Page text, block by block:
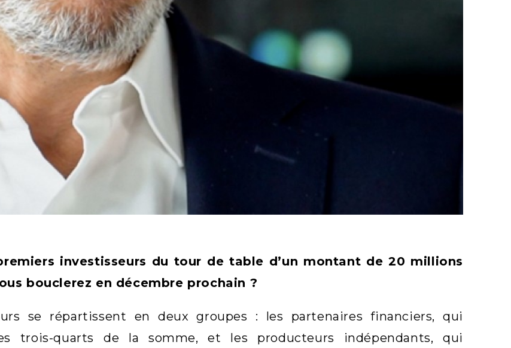
investisseurs du tour de table d’un montant de 20 millions
bouclerez en décembre prochain ?
se répartissent en deux groupes : les partenaires financiers, qui
trois-quarts de la somme, et les producteurs indépendants, qui